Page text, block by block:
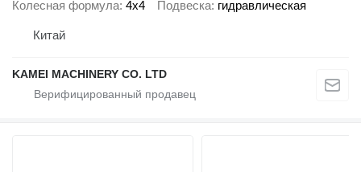
Колесная формула 4x4 Подвеска гидравлическая
Китай
KAMEI MACHINERY CO. LTD